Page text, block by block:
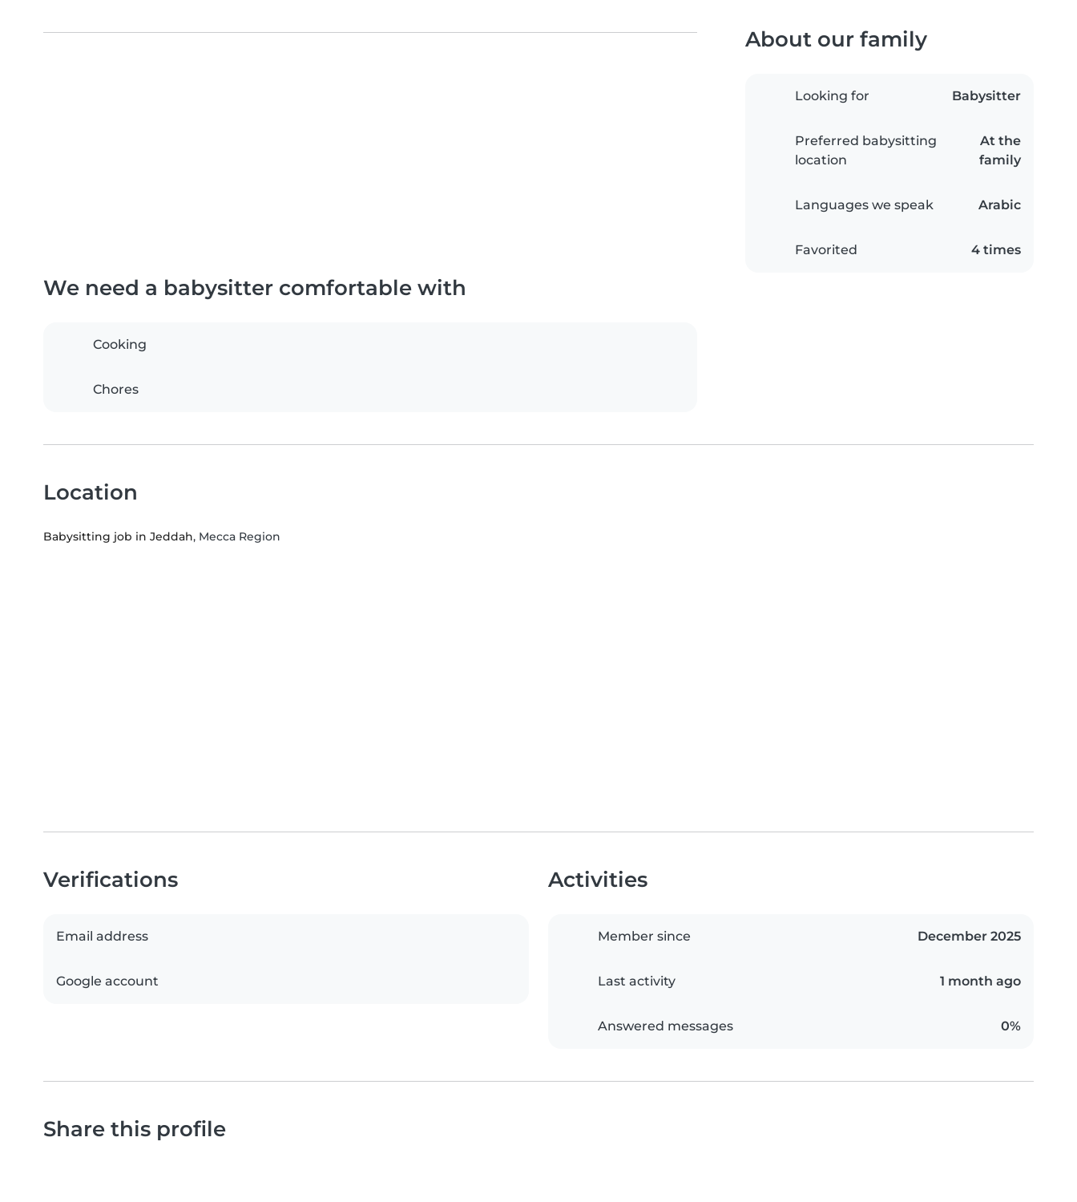
About our family
Looking for Babysitter
Preferred babysitting
location
At the
family
Languages we speak Arabic
Favorited 4 times
We need a babysitter comfortable with
Cooking
Chores
Location
Babysitting job in Jeddah, Mecca Region
Verifications
Email address
Google account
Activities
Member since December 2025
Last activity 1 month ago
Answered messages 0%
Share this profile